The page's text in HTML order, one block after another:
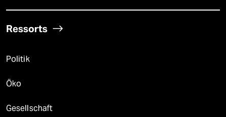
Ressorts
Politik
Öko
Gesellschaft